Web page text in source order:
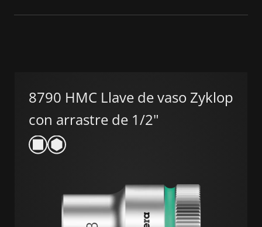
8790 HMC Llave de vaso Zyklop
con arrastre de 1/2"